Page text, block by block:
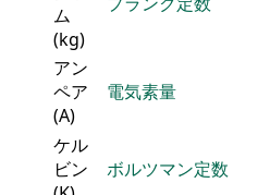
ム
(kg)
アン
ペア
(A)
電気素量
ケル
ビン
ボルツマン定数